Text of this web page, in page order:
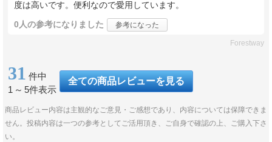
度は高いです。便利なので愛用しています。
0人の参考になりました 参考になった
Forestway
31 件中
1 ～ 5件表示
全ての商品レビューを見る
商品レビュー内容は主観的なご意見・ご感想であり、内容については保障できま
せん。投稿内容は一つの参考としてご活用頂き、ご自身で確認の上、ご購入下さ
い。